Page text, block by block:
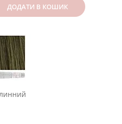
ДОДАТИ В КОШИК